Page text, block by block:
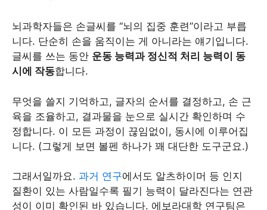
뇌과학자들은 손글씨를 “뇌의 집중 훈련”이라고 부릅
니다. 단순히 손을 움직이는 게 아니라는 얘기입니다.
글씨를 쓰는 동안 운동 능력과 정신적 처리 능력이 동
시에 작동합니다.
무엇을 쓸지 기억하고, 글자의 순서를 결정하고, 손 근
육을 조율하고, 결과물을 눈으로 실시간 확인하며 수
정합니다. 이 모든 과정이 끊임없이, 동시에 이루어집
니다. (그렇게 보면 볼펜 하나가 꽤 대단한 도구군요.)
그래서일까요. 과거 연구에서도 알츠하이머 등 인지
질환이 있는 사람일수록 필기 능력이 달라진다는 연관
성이 이미 확인된 바 있습니다. 에보라대학 연구팀은